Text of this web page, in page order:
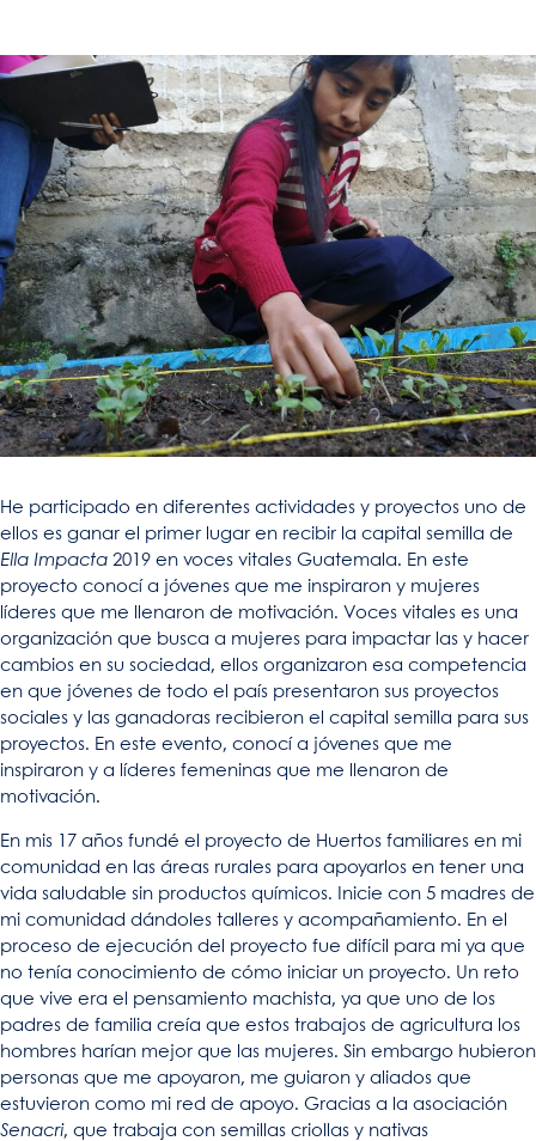
He participado en diferentes actividades y proyectos uno de
ellos es ganar el primer lugar en recibir la capital semilla de
Ella Impacta 2019 en voces vitales Guatemala. En este
proyecto conocí a jóvenes que me inspiraron y mujeres
líderes que me llenaron de motivación. Voces vitales es una
organización que busca a mujeres para impactar las y hacer
cambios en su sociedad, ellos organizaron esa competencia
en que jóvenes de todo el país presentaron sus proyectos
sociales y las ganadoras recibieron el capital semilla para sus
proyectos. En este evento, conocí a jóvenes que me
inspiraron y a líderes femeninas que me llenaron de
motivación.
En mis 17 años fundé el proyecto de Huertos familiares en mi
comunidad en las áreas rurales para apoyarlos en tener una
vida saludable sin productos químicos. Inicie con 5 madres de
mi comunidad dándoles talleres y acompañamiento. En el
proceso de ejecución del proyecto fue difícil para mi ya que
no tenía conocimiento de cómo iniciar un proyecto. Un reto
que vive era el pensamiento machista, ya que uno de los
padres de familia creía que estos trabajos de agricultura los
hombres harían mejor que las mujeres. Sin embargo hubieron
personas que me apoyaron, me guiaron y aliados que
estuvieron como mi red de apoyo. Gracias a la asociación
Senacri, que trabaja con semillas criollas y nativas